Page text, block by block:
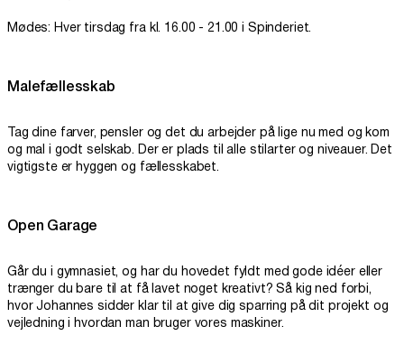
Mødes: Hver tirsdag fra kl. 16.00 - 21.00 i Spinderiet.
Malefællesskab
Tag dine farver, pensler og det du arbejder på lige nu med og kom
og mal i godt selskab. Der er plads til alle stilarter og niveauer. Det
vigtigste er hyggen og fællesskabet.
Open Garage
Går du i gymnasiet, og har du hovedet fyldt med gode idéer eller
trænger du bare til at få lavet noget kreativt? Så kig ned forbi,
hvor Johannes sidder klar til at give dig sparring på dit projekt og
vejledning i hvordan man bruger vores maskiner.